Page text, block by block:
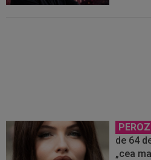
PEROZ
de 64
„cea